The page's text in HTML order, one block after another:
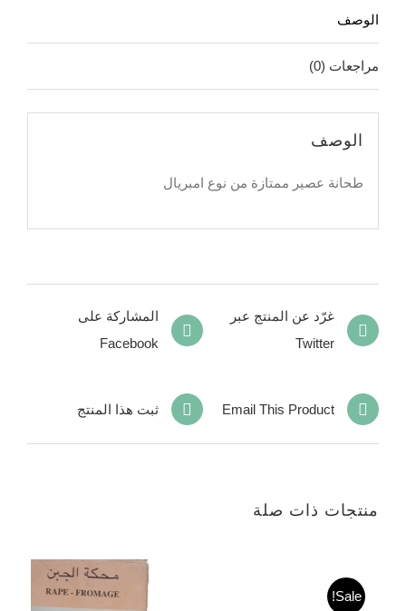
الوصف
مراجعات (0)
الوصف
طحانة عصير ممتازة من نوع امبريال
المشاركة على
Facebook
غرّد عن المنتج عبر
Twitter
ثبت هذا المنتج Email This Product
منتجات ذات صلة
Sale!